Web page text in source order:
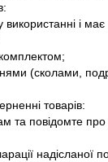
і
(сколами,
товарів:
та повідомте про
надісланої